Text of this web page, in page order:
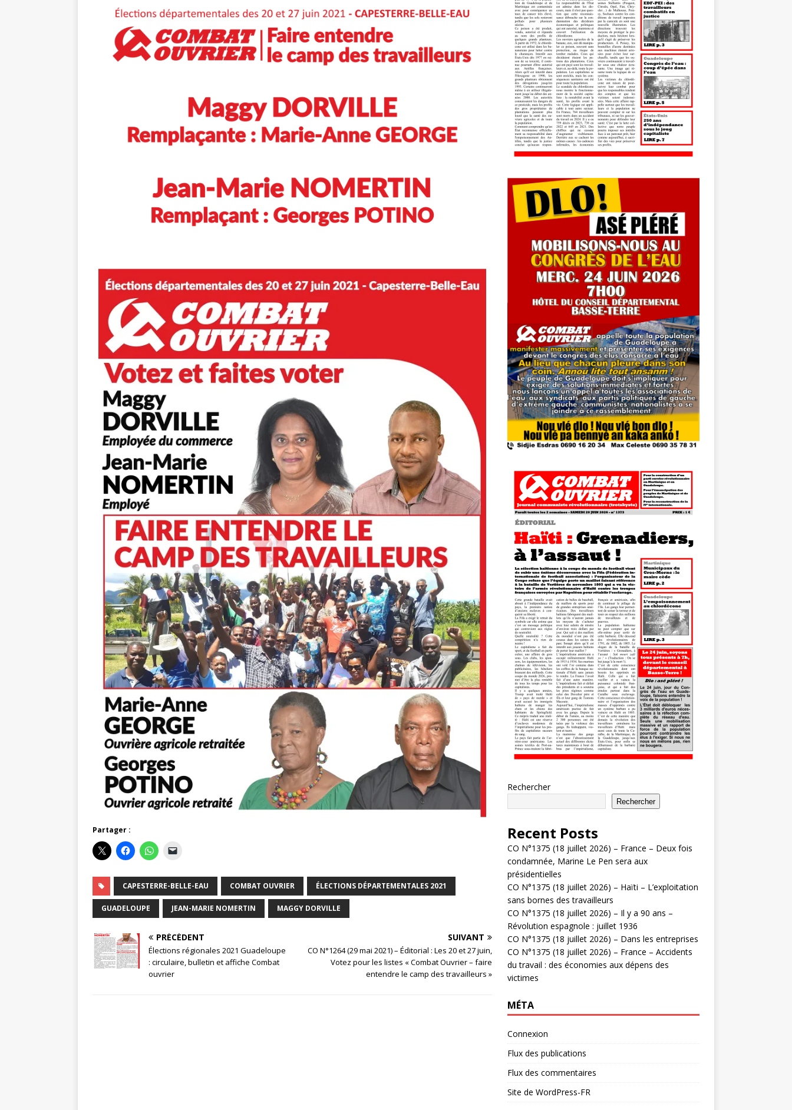
Partager :
CAPESTERRE-BELLE-EAU COMBAT OUVRIER ÉLECTIONS DÉPARTEMENTALES 2021
GUADELOUPE JEAN-MARIE NOMERTIN MAGGY DORVILLE
PRÉCÉDENT
Élections régionales 2021 Guadeloupe
: circulaire, bulletin et affiche Combat
ouvrier
SUIVANT
CO N°1264 (29 mai 2021) – Éditorial : Les 20 et 27 juin,
Votez pour les listes « Combat Ouvrier – faire
entendre le camp des travailleurs »
Rechercher
Rechercher
Recent Posts
CO N°1375 (18 juillet 2026) – France – Deux fois
condamnée, Marine Le Pen sera aux
présidentielles
CO N°1375 (18 juillet 2026) – Haïti – L’exploitation
sans bornes des travailleurs
CO N°1375 (18 juillet 2026) – Il y a 90 ans –
Révolution espagnole : juillet 1936
CO N°1375 (18 juillet 2026) – Dans les entreprises
CO N°1375 (18 juillet 2026) – France – Accidents
du travail : des économies aux dépens des
victimes
MÉTA
Connexion
Flux des publications
Flux des commentaires
Site de WordPress-FR